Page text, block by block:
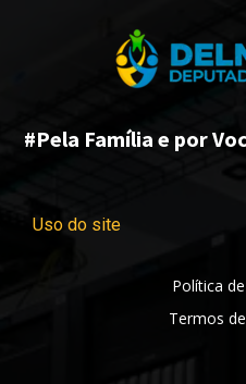
#Pela Família e por
Uso do site
Política
Termos